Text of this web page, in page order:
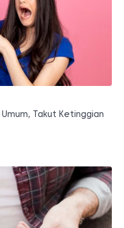
Takut Ketinggian